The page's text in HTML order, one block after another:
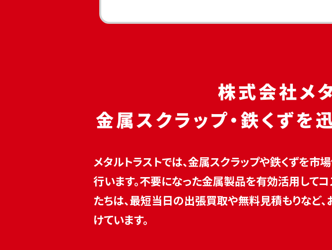
株式会社メ
金属スクラップ・鉄くずを
メタルトラストでは、金属スクラップや鉄くずを
行います。不要になった金属製品を有効活用して
たちは、最短当日の出張買取や無料見積もりなど
けています。